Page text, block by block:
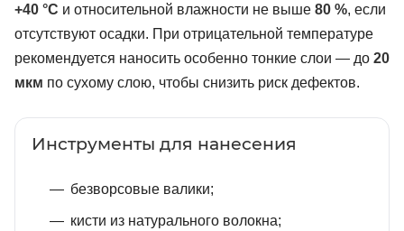
+40 °C и относительной влажности не выше 80 %, если
отсутствуют осадки. При отрицательной температуре
рекомендуется наносить особенно тонкие слои — до 20
мкм по сухому слою, чтобы снизить риск дефектов.
Инструменты для нанесения
безворсовые валики;
кисти из натурального волокна;